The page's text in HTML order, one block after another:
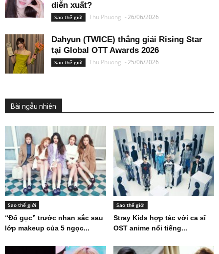
diễn xuất?
Sao thế giới Thu Phuong -26/06/2026
Dahyun (TWICE) thắng giải Rising Star
tại Global OTT Awards 2026
Sao thế giới Thu Phuong -25/06/2026
Bài ngẫu nhiên
Sao thế giới
“Đổ gục” trước nhan sắc sau
lớp makeup của 5 ngọc...
Sao thế giới
Stray Kids hợp tác với ca sĩ
OST anime nổi tiếng...